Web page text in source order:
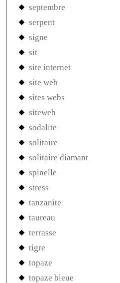
septembre
serpent
signe
sit
site internet
site web
sites webs
siteweb
sodalite
solitaire
solitaire diamant
spinelle
stress
tanzanite
taureau
terrasse
tigre
topaze
topaze bleue